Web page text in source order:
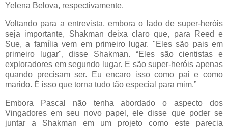
Yelena Belova, respectivamente.
Voltando para a entrevista, embora o lado de super-heróis
seja importante, Shakman deixa claro que, para Reed e
Sue, a família vem em primeiro lugar. "Eles são pais em
primeiro lugar", disse Shakman. “Eles são cientistas e
exploradores em segundo lugar. E são super-heróis apenas
quando precisam ser. Eu encaro isso como pai e como
marido. É isso que torna tudo tão especial para mim.”
Embora Pascal não tenha abordado o aspecto dos
Vingadores em seu novo papel, ele disse que poder se
juntar a Shakman em um projeto como este parecia